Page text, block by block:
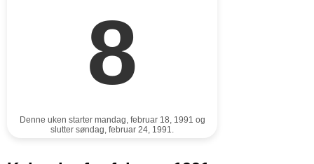
8
Denne uken starter mandag, februar 18, 1991 og
slutter søndag, februar 24, 1991.